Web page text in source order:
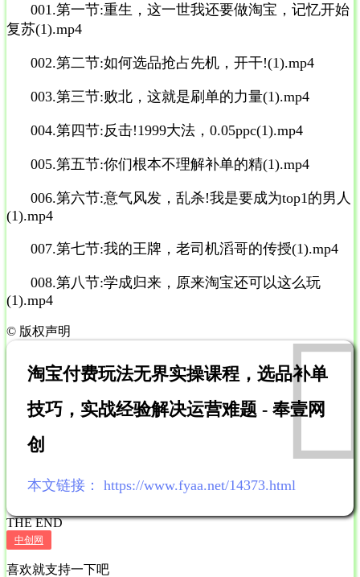
001.第一节:重生，这一世我还要做淘宝，记忆开始
复苏(1).mp4
002.第二节:如何选品抢占先机，开干!(1).mp4
003.第三节:败北，这就是刷单的力量(1).mp4
004.第四节:反击!1999大法，0.05ppc(1).mp4
005.第五节:你们根本不理解补单的精(1).mp4
006.第六节:意气风发，乱杀!我是要成为top1的男人
(1).mp4
007.第七节:我的王牌，老司机滔哥的传授(1).mp4
008.第八节:学成归来，原来淘宝还可以这么玩
(1).mp4
© 版权声明
淘宝付费玩法无界实操课程，选品补单
技巧，实战经验解决运营难题 - 奉壹网
创
本文链接： https://www.fyaa.net/14373.html
THE END
中创网
喜欢就支持一下吧